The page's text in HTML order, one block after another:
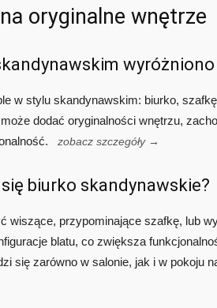
oryginalne wnętrze
w stylu skandynawskim: biurko,
dodać oryginalności wnętrzu,
zobacz szczegóły →
biurko skandynawskie?
wiszące, przypominające szafkę, lub
blatu, co zwiększa
się zarówno w salonie, jak i w pokoju